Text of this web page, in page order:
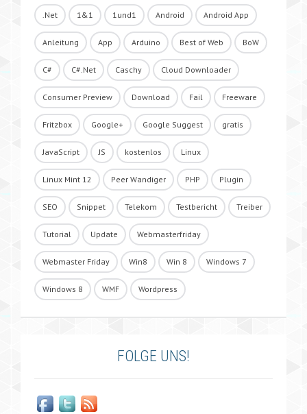
.Net 1&1 1und1 Android Android App
Anleitung App Arduino Best of Web BoW
C# C#.Net Caschy Cloud Downloader
Consumer Preview Download Fail Freeware
Fritzbox Google+ Google Suggest gratis
JavaScript JS kostenlos Linux
Linux Mint 12 Peer Wandiger PHP Plugin
SEO Snippet Telekom Testbericht Treiber
Tutorial Update Webmasterfriday
Webmaster Friday Win8 Win 8 Windows 7
Windows 8 WMF Wordpress
FOLGE UNS!